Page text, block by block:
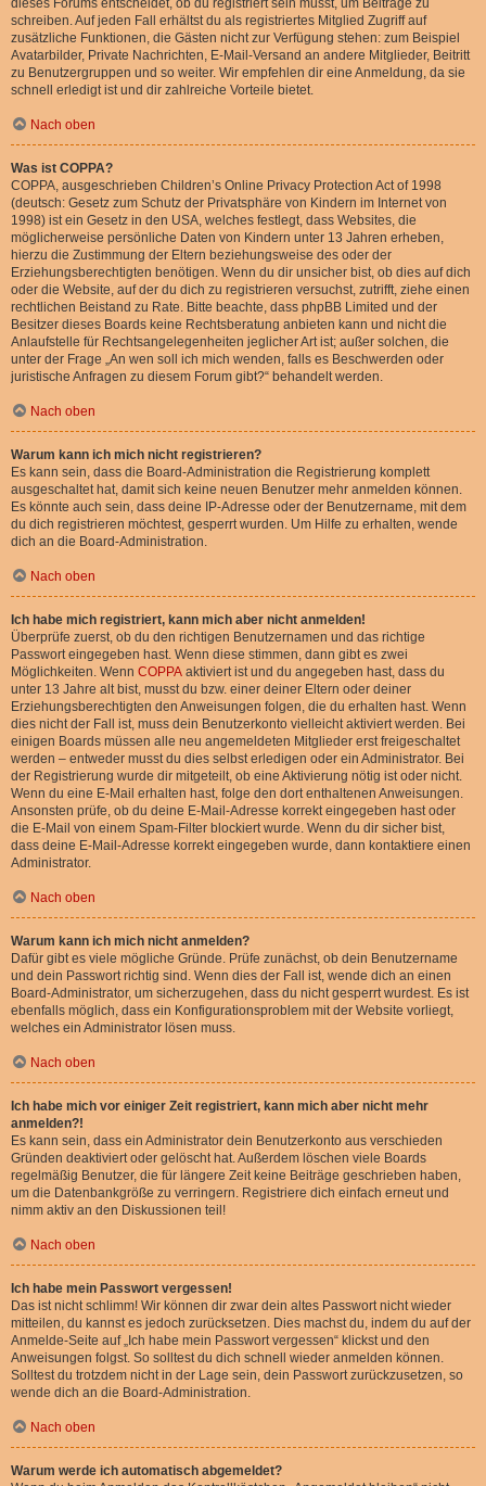
dieses Forums entscheidet, ob du registriert sein musst, um Beiträge zu
schreiben. Auf jeden Fall erhältst du als registriertes Mitglied Zugriff auf
zusätzliche Funktionen, die Gästen nicht zur Verfügung stehen: zum Beispiel
Avatarbilder, Private Nachrichten, E-Mail-Versand an andere Mitglieder, Beitritt
zu Benutzergruppen und so weiter. Wir empfehlen dir eine Anmeldung, da sie
schnell erledigt ist und dir zahlreiche Vorteile bietet.
Nach oben
Was ist COPPA?
COPPA, ausgeschrieben Children’s Online Privacy Protection Act of 1998
(deutsch: Gesetz zum Schutz der Privatsphäre von Kindern im Internet von
1998) ist ein Gesetz in den USA, welches festlegt, dass Websites, die
möglicherweise persönliche Daten von Kindern unter 13 Jahren erheben,
hierzu die Zustimmung der Eltern beziehungsweise des oder der
Erziehungsberechtigten benötigen. Wenn du dir unsicher bist, ob dies auf dich
oder die Website, auf der du dich zu registrieren versuchst, zutrifft, ziehe einen
rechtlichen Beistand zu Rate. Bitte beachte, dass phpBB Limited und der
Besitzer dieses Boards keine Rechtsberatung anbieten kann und nicht die
Anlaufstelle für Rechtsangelegenheiten jeglicher Art ist; außer solchen, die
unter der Frage „An wen soll ich mich wenden, falls es Beschwerden oder
juristische Anfragen zu diesem Forum gibt?“ behandelt werden.
Nach oben
Warum kann ich mich nicht registrieren?
Es kann sein, dass die Board-Administration die Registrierung komplett
ausgeschaltet hat, damit sich keine neuen Benutzer mehr anmelden können.
Es könnte auch sein, dass deine IP-Adresse oder der Benutzername, mit dem
du dich registrieren möchtest, gesperrt wurden. Um Hilfe zu erhalten, wende
dich an die Board-Administration.
Nach oben
Ich habe mich registriert, kann mich aber nicht anmelden!
Überprüfe zuerst, ob du den richtigen Benutzernamen und das richtige
Passwort eingegeben hast. Wenn diese stimmen, dann gibt es zwei
Möglichkeiten. Wenn COPPA aktiviert ist und du angegeben hast, dass du
unter 13 Jahre alt bist, musst du bzw. einer deiner Eltern oder deiner
Erziehungsberechtigten den Anweisungen folgen, die du erhalten hast. Wenn
dies nicht der Fall ist, muss dein Benutzerkonto vielleicht aktiviert werden. Bei
einigen Boards müssen alle neu angemeldeten Mitglieder erst freigeschaltet
werden – entweder musst du dies selbst erledigen oder ein Administrator. Bei
der Registrierung wurde dir mitgeteilt, ob eine Aktivierung nötig ist oder nicht.
Wenn du eine E-Mail erhalten hast, folge den dort enthaltenen Anweisungen.
Ansonsten prüfe, ob du deine E-Mail-Adresse korrekt eingegeben hast oder
die E-Mail von einem Spam-Filter blockiert wurde. Wenn du dir sicher bist,
dass deine E-Mail-Adresse korrekt eingegeben wurde, dann kontaktiere einen
Administrator.
Nach oben
Warum kann ich mich nicht anmelden?
Dafür gibt es viele mögliche Gründe. Prüfe zunächst, ob dein Benutzername
und dein Passwort richtig sind. Wenn dies der Fall ist, wende dich an einen
Board-Administrator, um sicherzugehen, dass du nicht gesperrt wurdest. Es ist
ebenfalls möglich, dass ein Konfigurationsproblem mit der Website vorliegt,
welches ein Administrator lösen muss.
Nach oben
Ich habe mich vor einiger Zeit registriert, kann mich aber nicht mehr
anmelden?!
Es kann sein, dass ein Administrator dein Benutzerkonto aus verschieden
Gründen deaktiviert oder gelöscht hat. Außerdem löschen viele Boards
regelmäßig Benutzer, die für längere Zeit keine Beiträge geschrieben haben,
um die Datenbankgröße zu verringern. Registriere dich einfach erneut und
nimm aktiv an den Diskussionen teil!
Nach oben
Ich habe mein Passwort vergessen!
Das ist nicht schlimm! Wir können dir zwar dein altes Passwort nicht wieder
mitteilen, du kannst es jedoch zurücksetzen. Dies machst du, indem du auf der
Anmelde-Seite auf „Ich habe mein Passwort vergessen“ klickst und den
Anweisungen folgst. So solltest du dich schnell wieder anmelden können.
Solltest du trotzdem nicht in der Lage sein, dein Passwort zurückzusetzen, so
wende dich an die Board-Administration.
Nach oben
Warum werde ich automatisch abgemeldet?